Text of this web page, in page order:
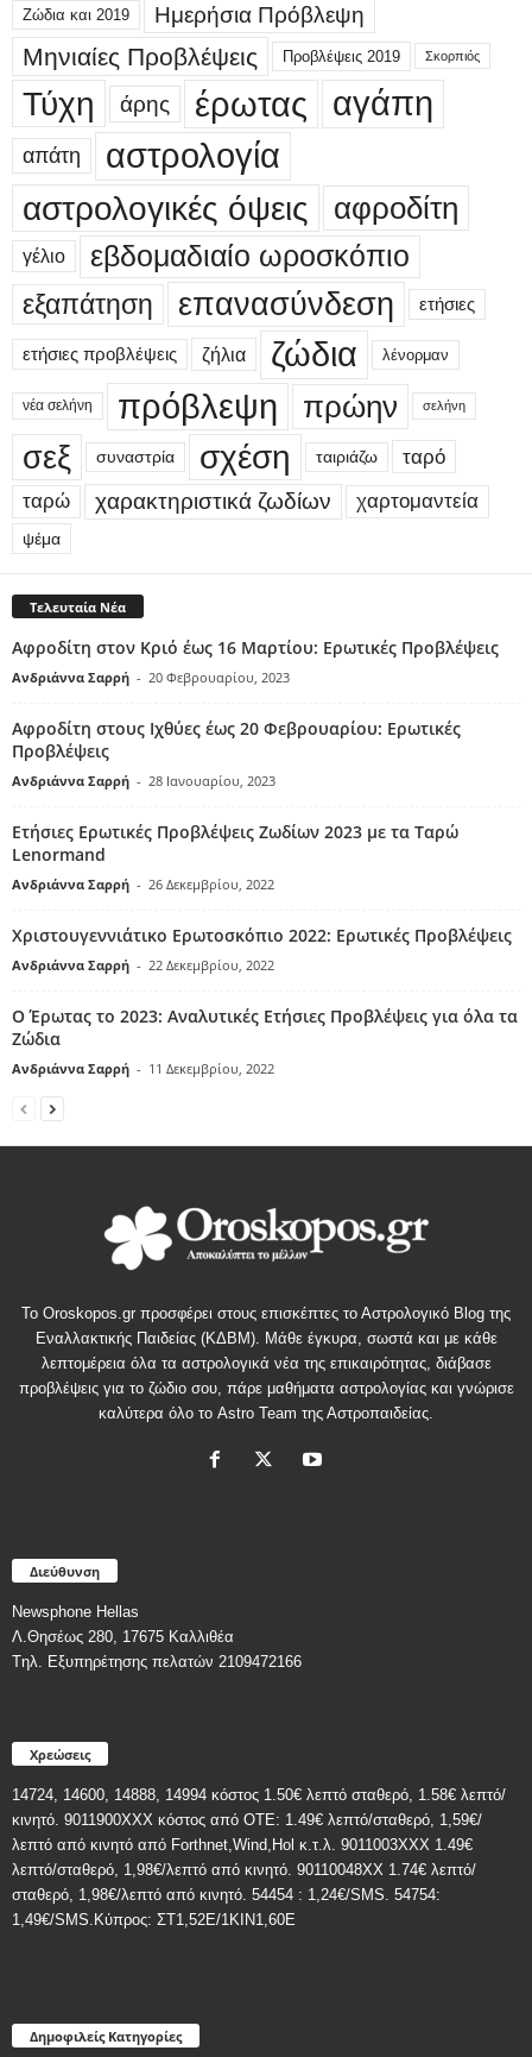
Ζώδια και 2019 Ημερήσια Πρόβλεψη
Μηνιαίες Προβλέψεις Προβλέψεις 2019 Σκορπιός
Τύχη άρης έρωτας αγάπη
απάτη
αστρολογία
αστρολογικές όψεις
αφροδίτη
γέλιο εβδομαδιαίο ωροσκόπιο
εξαπάτηση επανασύνδεση ετήσιες
ετήσιες προβλέψεις ζήλια ζώδια λένορμαν
νέα σελήνη πρόβλεψη πρώην σελήνη
σεξ συναστρία σχέση ταιριάζω ταρό
ταρώ χαρακτηριστικά ζωδίων χαρτομαντεία
ψέμα
Τελευταία Νέα
Αφροδίτη στον Κριό έως 16 Μαρτίου: Ερωτικές Προβλέψεις
Ανδριάννα Σαρρή - 20 Φεβρουαρίου, 2023
Αφροδίτη στους Ιχθύες έως 20 Φεβρουαρίου: Ερωτικές
Προβλέψεις
Ανδριάννα Σαρρή - 28 Ιανουαρίου, 2023
Ετήσιες Ερωτικές Προβλέψεις Ζωδίων 2023 με τα Ταρώ
Lenormand
Ανδριάννα Σαρρή - 26 Δεκεμβρίου, 2022
Χριστουγεννιάτικο Ερωτοσκόπιο 2022: Ερωτικές Προβλέψεις
Ανδριάννα Σαρρή - 22 Δεκεμβρίου, 2022
Ο Έρωτας το 2023: Αναλυτικές Ετήσιες Προβλέψεις για όλα τα
Ζώδια
Ανδριάννα Σαρρή - 11 Δεκεμβρίου, 2022
Το Oroskopos.gr προσφέρει στους επισκέπτες το Αστρολογικό Blog της
Εναλλακτικής Παιδείας (ΚΔΒΜ). Μάθε έγκυρα, σωστά και με κάθε
λεπτομέρεια όλα τα αστρολογικά νέα της επικαιρότητας, διάβασε
προβλέψεις για το ζώδιο σου, πάρε μαθήματα αστρολογίας και γνώρισε
καλύτερα όλο το Astro Team της Αστροπαιδείας.
Διεύθυνση
Newsphone Hellas
Λ.Θησέως 280, 17675 Καλλιθέα
Tηλ. Εξυπηρέτησης πελατών 2109472166
Χρεώσεις
14724, 14600, 14888, 14994 κόστος 1.50€ λεπτό σταθερό, 1.58€ λεπτό/
κινητό. 9011900ΧΧΧ κόστος από ΟΤΕ: 1.49€ λεπτό/σταθερό, 1,59€/
λεπτό από κινητό από Forthnet,Wind,Hol κ.τ.λ. 9011003XXX 1.49€
λεπτό/σταθερό, 1,98€/λεπτό από κινητό. 90110048XX 1.74€ λεπτό/
σταθερό, 1,98€/λεπτό από κινητό. 54454 : 1,24€/SMS. 54754:
1,49€/SMS.Κύπρος: ΣT1,52E/1KIN1,60E
Δημοφιλείς Κατηγορίες